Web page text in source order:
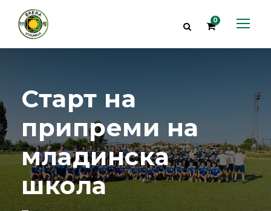
0
Старт на
припреми на
младинска
школа